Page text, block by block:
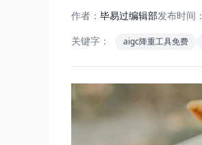
作者： 毕易过编辑部发布时间：
关键字：
aigc降重工具免费